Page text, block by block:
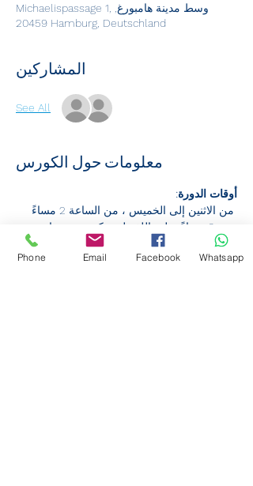
وسط مدينة هامبورغ, Michaelispassage 1,
20459 Hamburg, Deutschland
المشاركين
See All
معلومات حول الكورس
أوقات الدورة:
من الاثنين إلى الخميس ، من الساعة 2 مساءً
حتى 6 مساءً تعليم اللغة له تركيز مهني عام.
تنتهي الدورة بامتحان الشهادة.
دعم الدورة:
Phone Email Facebook Whatsapp